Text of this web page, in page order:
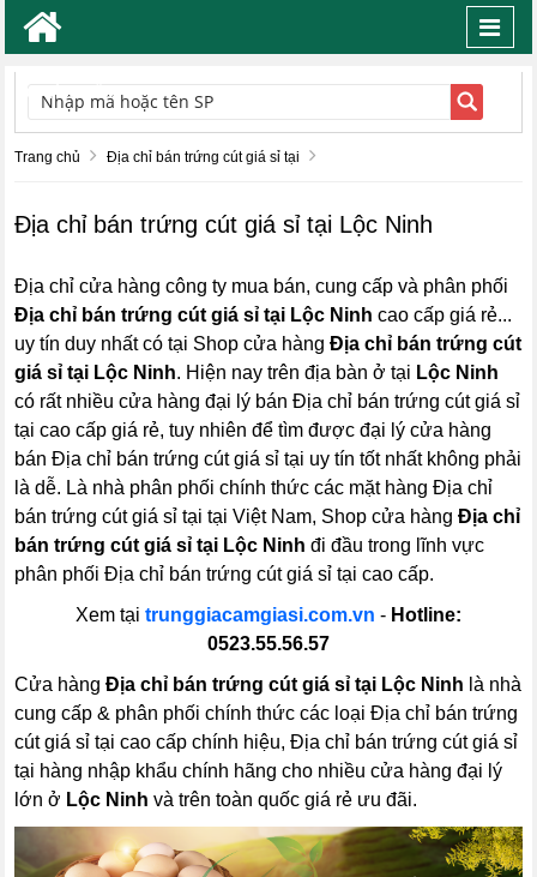
TÌM KIẾM
Trang chủ Địa chỉ bán trứng cút giá sỉ tại
Địa chỉ bán trứng cút giá sỉ tại Lộc Ninh
Địa chỉ cửa hàng công ty mua bán, cung cấp và phân phối
Địa chỉ bán trứng cút giá sỉ tại Lộc Ninh cao cấp giá rẻ...
uy tín duy nhất có tại Shop cửa hàngĐịa chỉ bán trứng cút
giá sỉ tại Lộc Ninh. Hiện nay trên địa bàn ở tại Lộc Ninh
có rất nhiều cửa hàng đại lý bán Địa chỉ bán trứng cút giá sỉ
tại cao cấp giá rẻ, tuy nhiên để tìm được đại lý cửa hàng
bán Địa chỉ bán trứng cút giá sỉ tại uy tín tốt nhất không phải
là dễ. Là nhà phân phối chính thức các mặt hàng Địa chỉ
bán trứng cút giá sỉ tại tại Việt Nam, Shop cửa hàngĐịa chỉ
bán trứng cút giá sỉ tại Lộc Ninh đi đầu trong lĩnh vực
phân phối Địa chỉ bán trứng cút giá sỉ tại cao cấp.
Xem tại trunggiacamgiasi.com.vn - Hotline:
0523.55.56.57
Cửa hàngĐịa chỉ bán trứng cút giá sỉ tại Lộc Ninh là nhà
cung cấp & phân phối chính thức các loại Địa chỉ bán trứng
cút giá sỉ tại cao cấp chính hiệu, Địa chỉ bán trứng cút giá sỉ
tại hàng nhập khẩu chính hãng cho nhiều cửa hàng đại lý
lớn ở Lộc Ninh và trên toàn quốc giá rẻ ưu đãi.